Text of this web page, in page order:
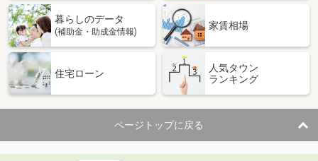
暮らしのデータ
(補助金・助成金情報)
家賃相場
住宅ローン
人気タウン
ランキング
ページトップに戻る